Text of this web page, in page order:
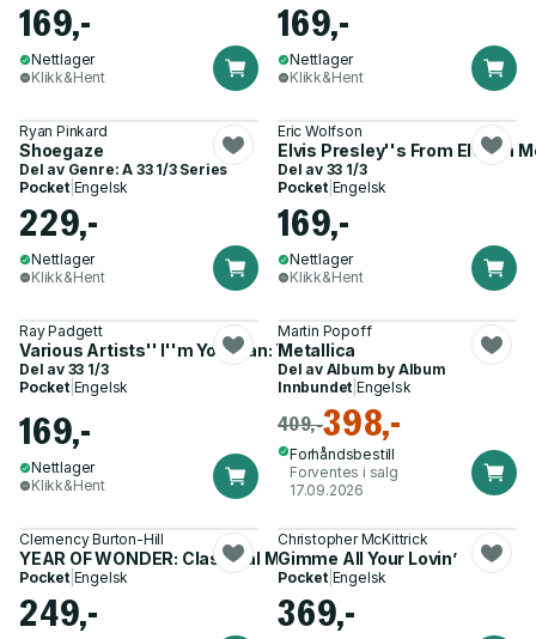
169,-
Nettlager
Klikk&Hent
169,-
Nettlager
Klikk&Hent
Ryan Pinkard
Shoegaze
Del av Genre: A 33 1/3 Series
Pocket| Engelsk
229,-
Nettlager
Klikk&Hent
Eric Wolfson
Elvis Presley''s From Elvis in
Del av 33 1/3
Pocket| Engelsk
169,-
Nettlager
Klikk&Hent
Ray Padgett
Various Artists'' I''m Your Fan: The Songs of Leonard Cohen
Del av 33 1/3
Pocket| Engelsk
169,-
Nettlager
Klikk&Hent
Martin Popoff
Metallica
Del av Album by Album
Innbundet |Engelsk
409,-398,-
Forhåndsbestill
Forventes i salg
17.09.2026
Clemency Burton-Hill
YEAR OF WONDER: Classical Music for Every Day
Pocket| Engelsk
249,-
Christopher McKittrick
Gimme All Your Lovin’
Pocket| Engelsk
369,-